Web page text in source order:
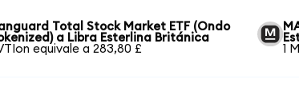
Total Stock Market ETF (Ondo
a Libra Esterlina Británica
equivale a 283,80 £
1